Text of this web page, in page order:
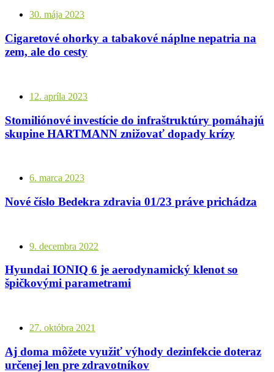
30. mája 2023
Cigaretové ohorky a tabakové náplne nepatria na
zem, ale do cesty
12. apríla 2023
Stomiliónové investície do infraštruktúry pomáhajú
skupine HARTMANN znižovať dopady krízy
6. marca 2023
Nové číslo Bedekra zdravia 01/23 práve prichádza
9. decembra 2022
Hyundai IONIQ 6 je aerodynamický klenot so
špičkovými parametrami
27. októbra 2021
Aj doma môžete využiť výhody dezinfekcie doteraz
určenej len pre zdravotníkov